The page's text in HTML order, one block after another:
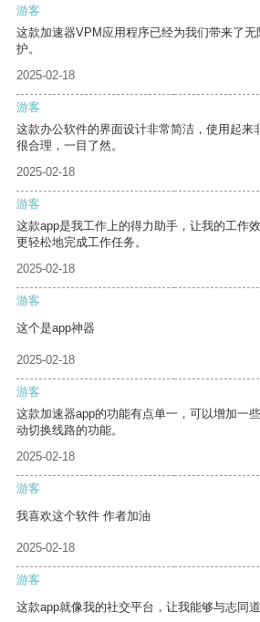
游客
这款加速器VPM应用程序已经为我们带来了
护。
2025-02-18
游客
这款办公软件的界面设计非常简洁，使用起来
很合理，一目了然。
2025-02-18
游客
这款app是我工作上的得力助手，让我的工作
更轻松地完成工作任务。
2025-02-18
游客
这个是app神器
2025-02-18
游客
这款加速器app的功能有点单一，可以增加一
动切换线路的功能。
2025-02-18
游客
我喜欢这个软件 作者加油
2025-02-18
游客
这款app就像我的社交平台，让我能够与志同